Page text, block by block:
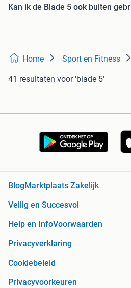
Kan ik de Blade 5 ook buiten
Home Sport en Fitness
41 resultaten voor 'blade 5'
BlogMarktplaats Zakelijk
Veilig en Succesvol
Help en InfoVoorwaarden
Privacyverklaring
Cookiebeleid
Privacyvoorkeuren